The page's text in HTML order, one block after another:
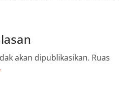
akan dipublikasikan. Ruas